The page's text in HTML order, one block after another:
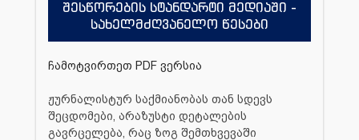
შესწორების სტანდარტი მედიაში -
სახელმძღვანელო წესები
ჩამოტვირთეთ PDF ვერსია
ჟურნალისტურ საქმიანობას თან სდევს
შეცდომები, არაზუსტი დეტალების
გავრცელება, რაც ზოგ შემთხვევაში